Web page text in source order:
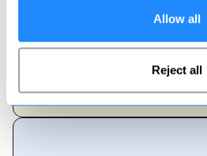
Allow all
Reject all
Sport werden bewertet.
Informationen bei der
können sehen, ob ein
hochwertigen Service bietet
Ski- oder Snowboardstunden